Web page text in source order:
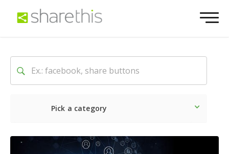
Pick a category
Ultime notizie Sociale